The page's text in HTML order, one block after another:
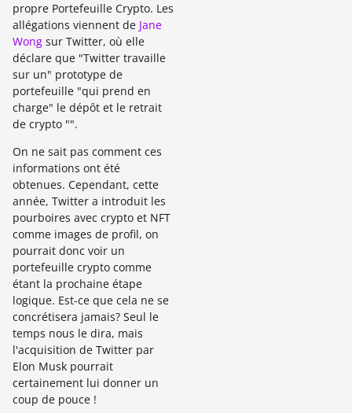
propre Portefeuille Crypto. Les
allégations viennent de Jane
Wong sur Twitter, où elle
déclare que "Twitter travaille
sur un" prototype de
portefeuille "qui prend en
charge" le dépôt et le retrait
de crypto "".
On ne sait pas comment ces
informations ont été
obtenues. Cependant, cette
année, Twitter a introduit les
pourboires avec crypto et NFT
comme images de profil, on
pourrait donc voir un
portefeuille crypto comme
étant la prochaine étape
logique. Est-ce que cela ne se
concrétisera jamais? Seul le
temps nous le dira, mais
l'acquisition de Twitter par
Elon Musk pourrait
certainement lui donner un
coup de pouce !